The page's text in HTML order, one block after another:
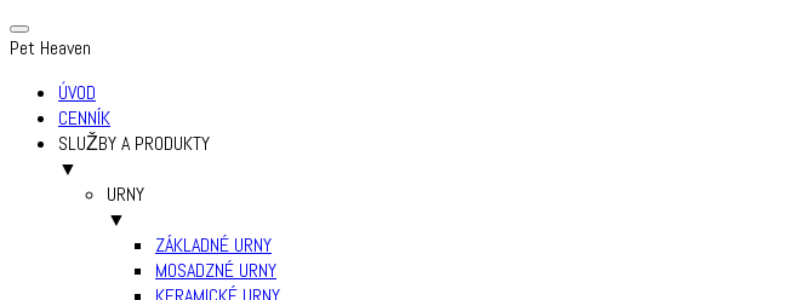
Pet Heaven
ÚVOD
CENNÍK
SLUŽBY A PRODUKTY
▼
URNY
▼
ZÁKLADNÉ URNY
MOSADZNÉ URNY